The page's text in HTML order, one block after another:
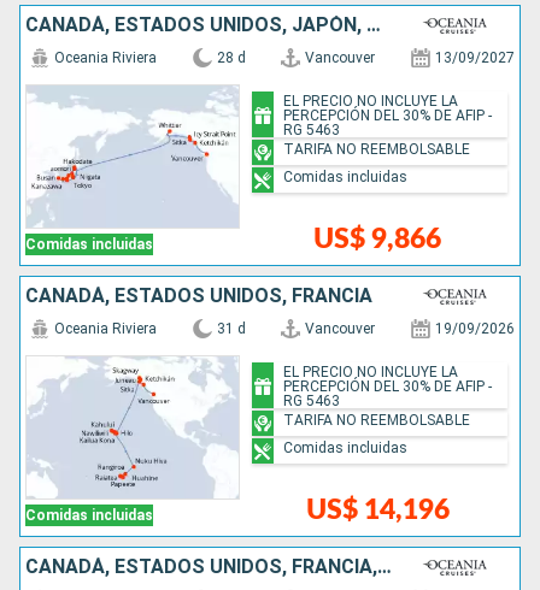
CANADÁ, ESTADOS UNIDOS, JAPÓN, COREA DEL SUR
Comidas incluidas
Oceania Riviera 28 d Vancouver 13/09/2027
US$ 9,866
EL PRECIO NO INCLUYE LA
PERCEPCIÓN DEL 30% DE AFIP -
RG 5463
TARIFA NO REEMBOLSABLE
Comidas incluidas
CANADÁ, ESTADOS UNIDOS, FRANCIA
Comidas incluidas
Oceania Riviera 31 d Vancouver 19/09/2026
US$ 14,196
EL PRECIO NO INCLUYE LA
PERCEPCIÓN DEL 30% DE AFIP -
RG 5463
TARIFA NO REEMBOLSABLE
Comidas incluidas
CANADÁ, ESTADOS UNIDOS, FRANCIA, ILES COOK, FIDJI (ISLAS)